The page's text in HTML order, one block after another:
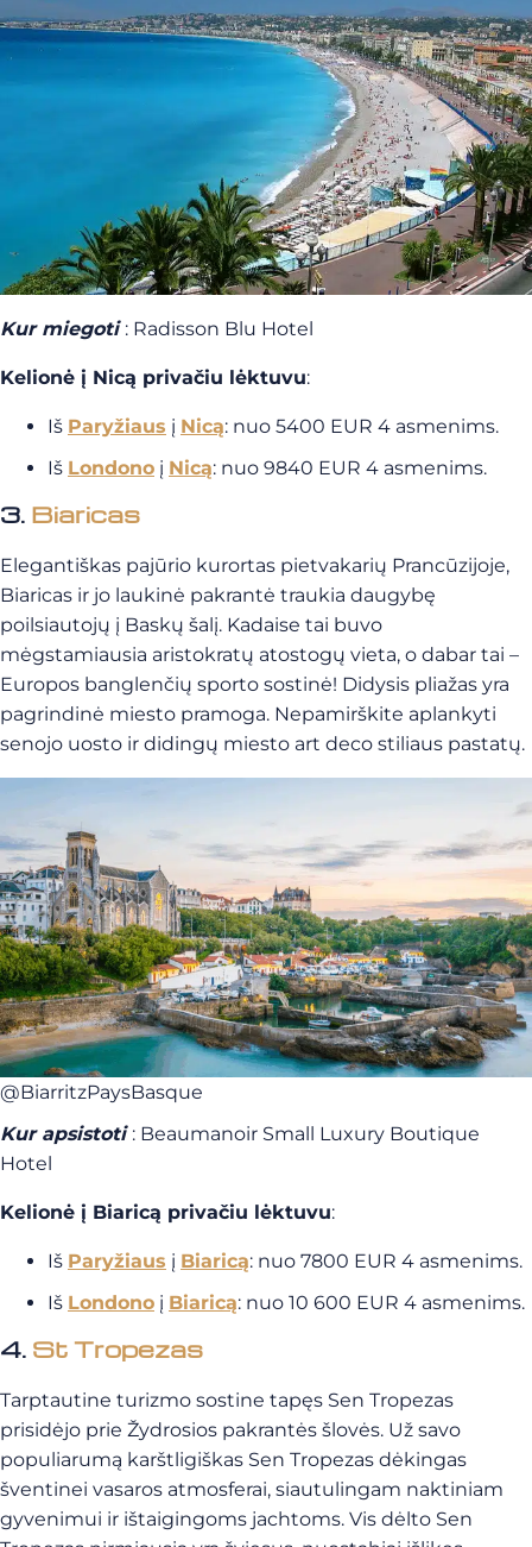
Kur miegoti : Radisson Blu Hotel
Kelionė į Nicą privačiu lėktuvu:
Iš Paryžiaus į Nicą: nuo 5400 EUR 4 asmenims.
Iš Londono į Nicą: nuo 9840 EUR 4 asmenims.
3. Biaricas
Elegantiškas pajūrio kurortas pietvakarių Prancūzijoje,
Biaricas ir jo laukinė pakrantė traukia daugybę
poilsiautojų į Baskų šalį. Kadaise tai buvo
mėgstamiausia aristokratų atostogų vieta, o dabar tai –
Europos banglenčių sporto sostinė! Didysis pliažas yra
pagrindinė miesto pramoga. Nepamirškite aplankyti
senojo uosto ir didingų miesto art deco stiliaus pastatų.
@BiarritzPaysBasque
Kur apsistoti : Beaumanoir Small Luxury Boutique
Hotel
Kelionė į Biaricą privačiu lėktuvu:
Iš Paryžiaus į Biaricą: nuo 7800 EUR 4 asmenims.
Iš Londono į Biaricą: nuo 10 600 EUR 4 asmenims.
4. St Tropezas
Tarptautine turizmo sostine tapęs Sen Tropezas
prisidėjo prie Žydrosios pakrantės šlovės. Už savo
populiarumą karštligiškas Sen Tropezas dėkingas
šventinei vasaros atmosferai, siautulingam naktiniam
gyvenimui ir ištaigingoms jachtoms. Vis dėlto Sen